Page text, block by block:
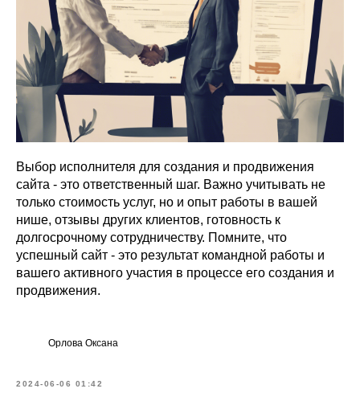
Выбор исполнителя для создания и продвижения
сайта - это ответственный шаг. Важно учитывать не
только стоимость услуг, но и опыт работы в вашей
нише, отзывы других клиентов, готовность к
долгосрочному сотрудничеству. Помните, что
успешный сайт - это результат командной работы и
вашего активного участия в процессе его создания и
продвижения.
Орлова Оксана
2024-06-06 01:42